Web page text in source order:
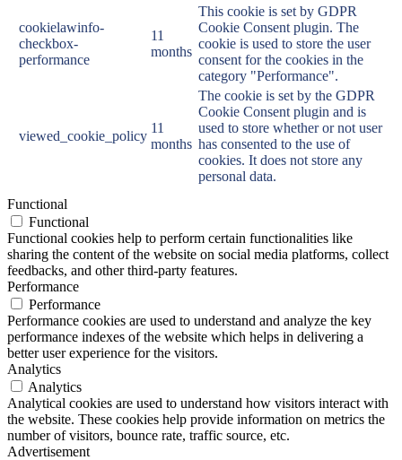
cookielawinfo-
checkbox-
performance
11
months
This cookie is set by GDPR
Cookie Consent plugin. The
cookie is used to store the user
consent for the cookies in the
category "Performance".
viewed_cookie_policy
11
months
The cookie is set by the GDPR
Cookie Consent plugin and is
used to store whether or not user
has consented to the use of
cookies. It does not store any
personal data.
Functional
Functional
Functional cookies help to perform certain functionalities like
sharing the content of the website on social media platforms, collect
feedbacks, and other third-party features.
Performance
Performance
Performance cookies are used to understand and analyze the key
performance indexes of the website which helps in delivering a
better user experience for the visitors.
Analytics
Analytics
Analytical cookies are used to understand how visitors interact with
the website. These cookies help provide information on metrics the
number of visitors, bounce rate, traffic source, etc.
Advertisement